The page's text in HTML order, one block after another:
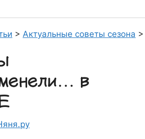
> Актуальные советы сезона
в